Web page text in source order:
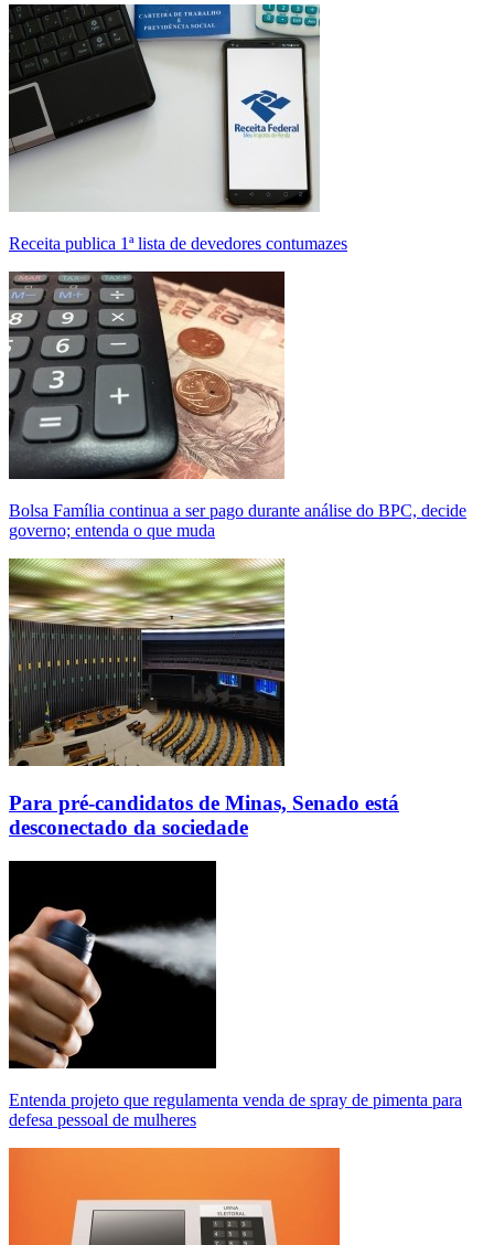
Receita publica 1ª lista de devedores contumazes
Bolsa Família continua a ser pago durante análise do BPC, decide
governo; entenda o que muda
Para pré-candidatos de Minas, Senado está
desconectado da sociedade
Entenda projeto que regulamenta venda de spray de pimenta para
defesa pessoal de mulheres